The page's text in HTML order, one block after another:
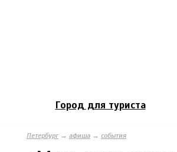
Город для туриста
Петербург→ афиша → события